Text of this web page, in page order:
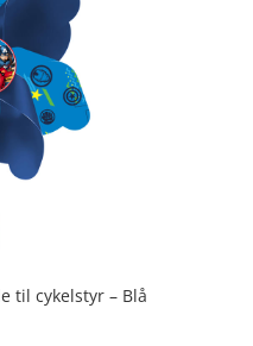
til cykelstyr – Blå